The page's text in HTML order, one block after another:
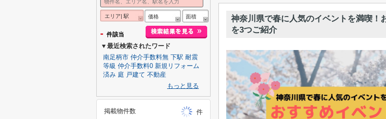
神奈川県で春に人気のイベントを満喫！
を3つご紹介
エリア| 駅 価格 面積
- 件該当
▼最近検索されたワード
南足柄市 仲介手数料無 下駅 耐震
等級 仲介手数料0 新規リフォーム
済み 庭 戸建て 不動産
もっと見る
掲載物件数
件